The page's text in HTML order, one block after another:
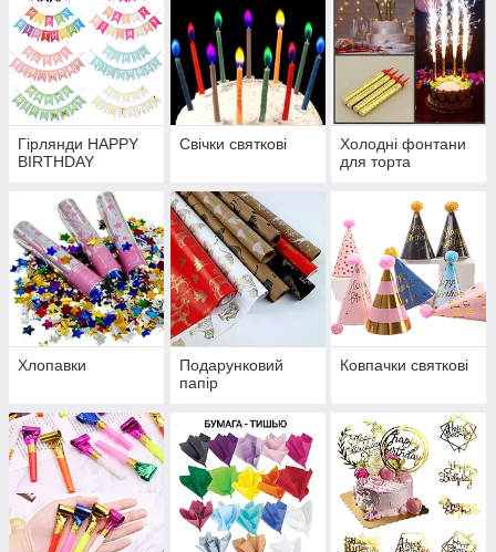
Гірлянди HAPPY
BIRTHDAY
Свічки святкові
Холодні фонтани
для торта
Хлопавки
Подарунковий
папір
Ковпачки святкові